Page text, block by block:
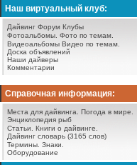
Наш виртуальный клуб:
Дайвинг Форум Клубы
Фотоальбомы. Фото по темам.
Видеоальбомы Видео по темам.
Доска объявлений
Наши дайверы
Комментарии
Справочная информация:
Места для дайвинга.
Погода в мире.
Энциклопедия рыб
Статьи.
Книги о дайвинге.
Дайвинг словарь (3165 слов)
Термины. Знаки.
Оборудование